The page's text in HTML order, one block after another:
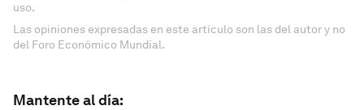
uso.
Las opiniones expresadas en este artículo son las del autor y no
del Foro Económico Mundial.
Mantente al día: